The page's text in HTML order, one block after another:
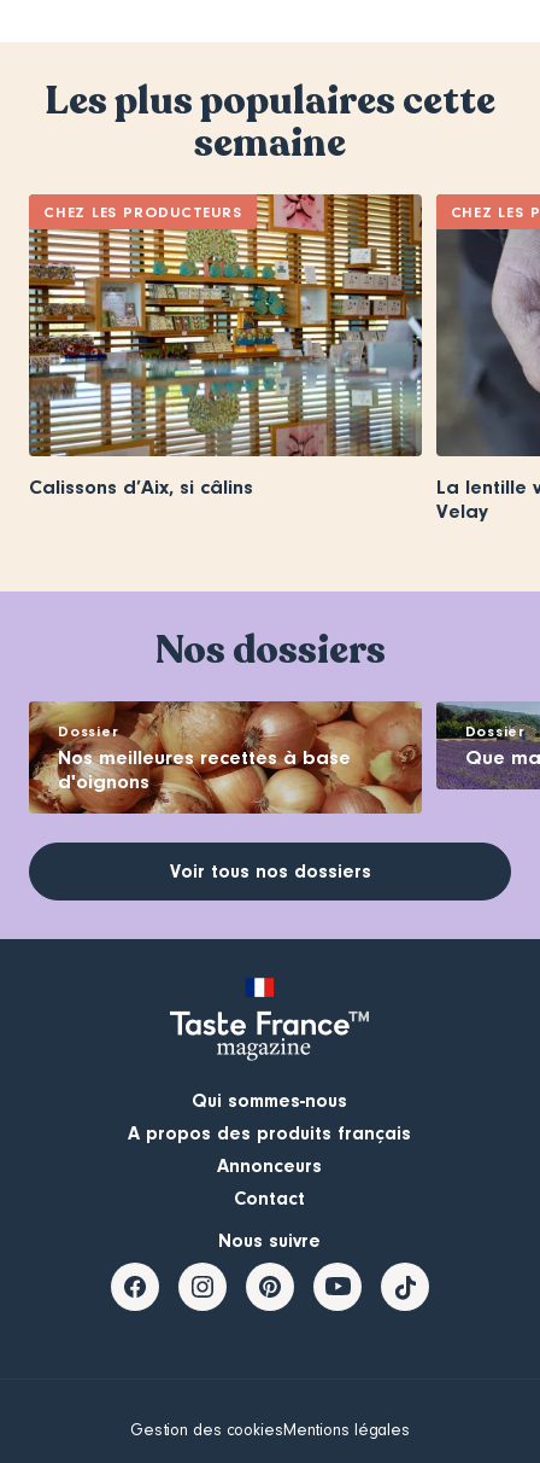
Les plus populaires cette
semaine
CHEZ LES PRODUCTEURS
Calissons d’Aix, si câlins
CHEZ LES
La lentille
Velay
Nos dossiers
Dossier
Nos meilleures recettes à base
d'oignons
Dossier
Que
Voir tous nos dossiers
Qui sommes-nous
A propos des produits français
Annonceurs
Contact
Nous suivre
Gestion des cookiesMentions légales